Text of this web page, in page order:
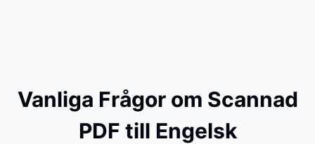
Vanliga Frågor om Scannad
PDF till Engelsk